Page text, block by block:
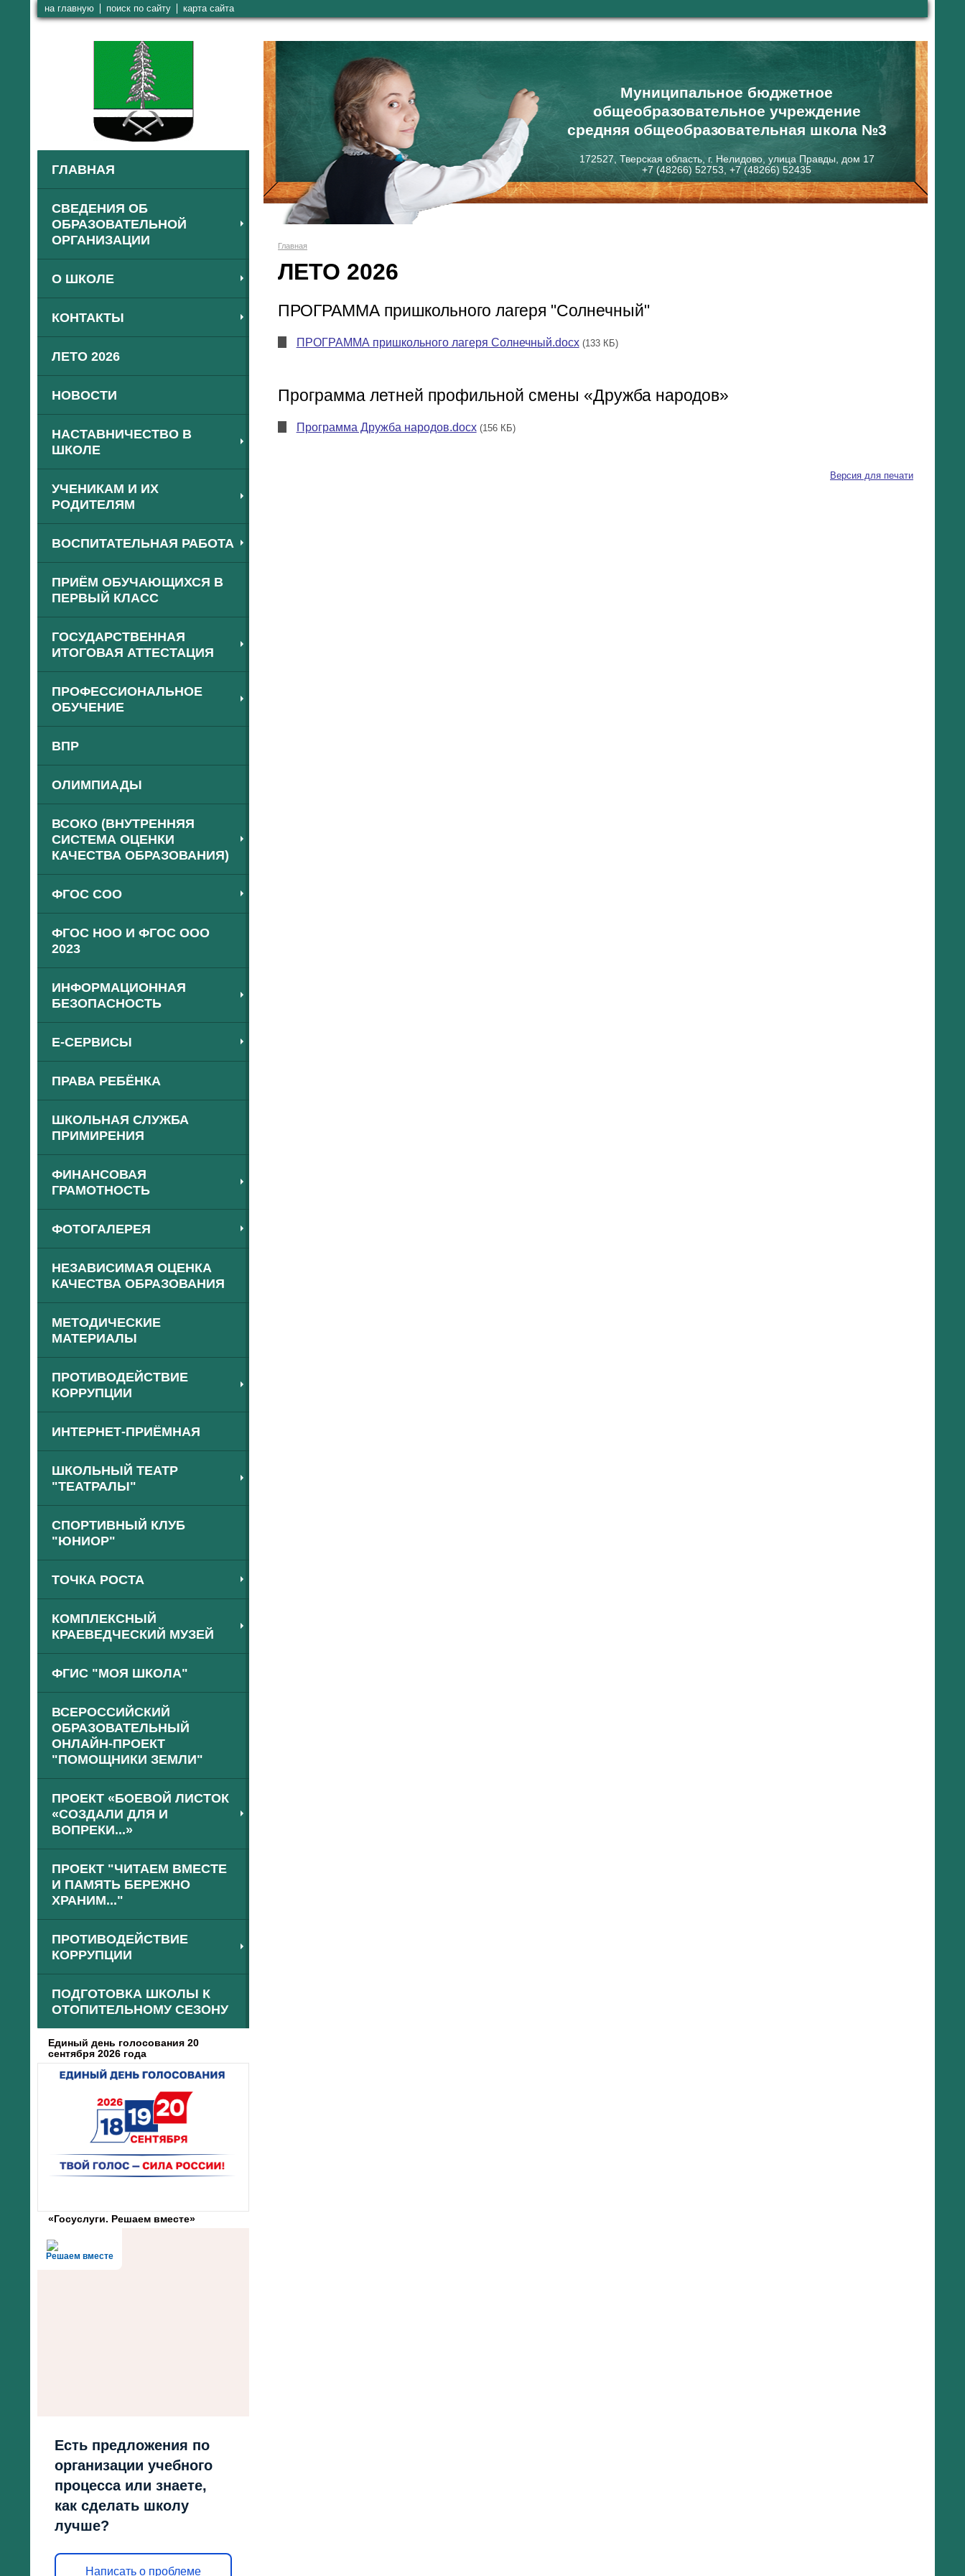
на главную поиск по сайту карта сайта
ГЛАВНАЯ
СВЕДЕНИЯ ОБ
ОБРАЗОВАТЕЛЬНОЙ
ОРГАНИЗАЦИИ
О ШКОЛЕ
КОНТАКТЫ
ЛЕТО 2026
НОВОСТИ
НАСТАВНИЧЕСТВО В
ШКОЛЕ
УЧЕНИКАМ И ИХ
РОДИТЕЛЯМ
ВОСПИТАТЕЛЬНАЯ РАБОТА
ПРИЁМ ОБУЧАЮЩИХСЯ В
ПЕРВЫЙ КЛАСС
ГОСУДАРСТВЕННАЯ
ИТОГОВАЯ АТТЕСТАЦИЯ
ПРОФЕССИОНАЛЬНОЕ
ОБУЧЕНИЕ
ВПР
ОЛИМПИАДЫ
ВСОКО (ВНУТРЕННЯЯ
СИСТЕМА ОЦЕНКИ
КАЧЕСТВА ОБРАЗОВАНИЯ)
ФГОС СОО
ФГОС НОО И ФГОС ООО
2023
ИНФОРМАЦИОННАЯ
БЕЗОПАСНОСТЬ
Е-СЕРВИСЫ
ПРАВА РЕБЁНКА
ШКОЛЬНАЯ СЛУЖБА
ПРИМИРЕНИЯ
ФИНАНСОВАЯ
ГРАМОТНОСТЬ
ФОТОГАЛЕРЕЯ
НЕЗАВИСИМАЯ ОЦЕНКА
КАЧЕСТВА ОБРАЗОВАНИЯ
МЕТОДИЧЕСКИЕ
МАТЕРИАЛЫ
ПРОТИВОДЕЙСТВИЕ
КОРРУПЦИИ
ИНТЕРНЕТ-ПРИЁМНАЯ
ШКОЛЬНЫЙ ТЕАТР
"ТЕАТРАЛЫ"
СПОРТИВНЫЙ КЛУБ
"ЮНИОР"
ТОЧКА РОСТА
КОМПЛЕКСНЫЙ
КРАЕВЕДЧЕСКИЙ МУЗЕЙ
ФГИС "МОЯ ШКОЛА"
ВСЕРОССИЙСКИЙ
ОБРАЗОВАТЕЛЬНЫЙ
ОНЛАЙН-ПРОЕКТ
"ПОМОЩНИКИ ЗЕМЛИ"
ПРОЕКТ «БОЕВОЙ ЛИСТОК
«СОЗДАЛИ ДЛЯ И
ВОПРЕКИ...»
ПРОЕКТ "ЧИТАЕМ ВМЕСТЕ
И ПАМЯТЬ БЕРЕЖНО
ХРАНИМ..."
ПРОТИВОДЕЙСТВИЕ
КОРРУПЦИИ
ПОДГОТОВКА ШКОЛЫ К
ОТОПИТЕЛЬНОМУ СЕЗОНУ
Единый день голосования 20
сентября 2026 года
«Госуслуги. Решаем вместе»
Решаем вместе
Есть предложения по
организации учебного
процесса или знаете,
как сделать школу
лучше?
Написать о проблеме
Муниципальное бюджетное
общеобразовательное учреждение
средняя общеобразовательная школа №3
172527, Тверская область, г. Нелидово, улица Правды, дом 17
+7 (48266) 52753, +7 (48266) 52435
Главная
ЛЕТО 2026
ПРОГРАММА пришкольного лагеря "Солнечный"
ПРОГРАММА пришкольного лагеря Солнечный.docx (133 КБ)
Программа летней профильной смены «Дружба народов»
Программа Дружба народов.docx (156 КБ)
Версия для печати